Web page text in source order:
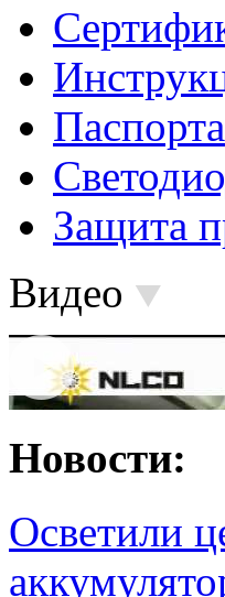
Паспорта
Защита
Видео
Новости:
Осветили